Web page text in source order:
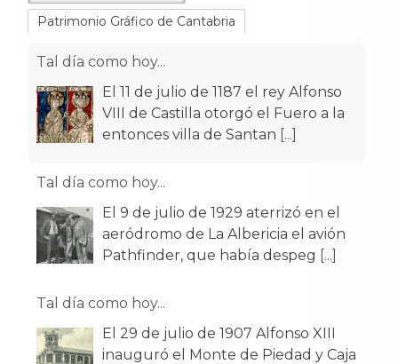
Patrimonio Gráfico de Cantabria
Tal día como hoy...
El 11 de julio de 1187 el rey Alfonso
VIII de Castilla otorgó el Fuero a la
entonces villa de Santan [...]
Tal día como hoy...
El 9 de julio de 1929 aterrizó en el
aeródromo de La Albericia el avión
Pathfinder, que había despeg [...]
Tal día como hoy...
El 29 de julio de 1907 Alfonso XIII
inauguró el Monte de Piedad y Caja